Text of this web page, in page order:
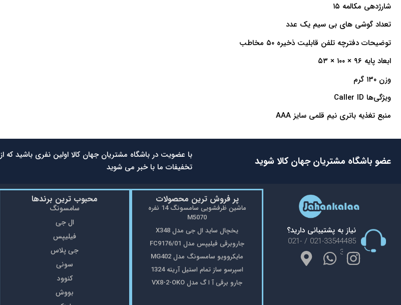
شارژدهی مکالمه ۱۵
تعداد گوشی های بی سیم یک عدد
توضیحات دفترچه تلفن قابلیت ذخیره ۵۰ مخاطب
ابعاد پایه ۹۶ × ۱۰۰ × ۵۳
وزن ۱۳۰ گرم
ویژگی‌ها Caller ID
منبع تغذیه باتری نیم قلمی سایز AAA
عضو باشگاه مشتریان جهان کالا شوید
با عضویت در باشگاه مشتریان جهان کالا اولین نفری باشید که از
تخفیفات ما با خبر می شوید
نیاز به پشتیبانی دارید؟
021-33544485 / 021-
33553908
پر فروش ترین محصولات
ماشین ظرفشویی سامسونگ 14 نفره
M5070
یخچال ساید ال جی مدل X348
جاروبرقی فیلیپس مدل FC9176/01
مایکروویو سامسونگ مدل MG402
اسپرسو ساز تمام استیل آریته 1324
جارو برقی آ ا گ مدل VX8-2-OKO
محبوب ترین برندها
سامسونگ
ال جی
فیلیپس
جی پلاس
سونی
کنوود
بووش